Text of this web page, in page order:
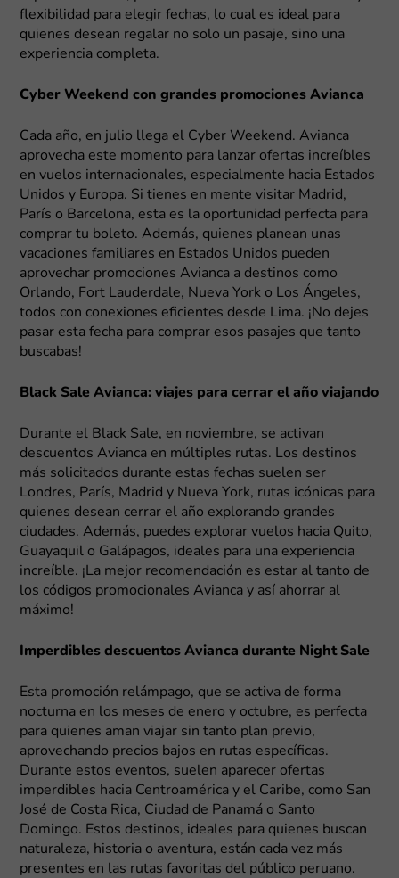
flexibilidad para elegir fechas, lo cual es ideal para
quienes desean regalar no solo un pasaje, sino una
experiencia completa.
Cyber Weekend con grandes promociones Avianca
Cada año, en julio llega el Cyber Weekend. Avianca
aprovecha este momento para lanzar ofertas increíbles
en vuelos internacionales, especialmente hacia Estados
Unidos y Europa. Si tienes en mente visitar Madrid,
París o Barcelona, esta es la oportunidad perfecta para
comprar tu boleto. Además, quienes planean unas
vacaciones familiares en Estados Unidos pueden
aprovechar promociones Avianca a destinos como
Orlando, Fort Lauderdale, Nueva York o Los Ángeles,
todos con conexiones eficientes desde Lima. ¡No dejes
pasar esta fecha para comprar esos pasajes que tanto
buscabas!
Black Sale Avianca: viajes para cerrar el año viajando
Durante el Black Sale, en noviembre, se activan
descuentos Avianca en múltiples rutas. Los destinos
más solicitados durante estas fechas suelen ser
Londres, París, Madrid y Nueva York, rutas icónicas para
quienes desean cerrar el año explorando grandes
ciudades. Además, puedes explorar vuelos hacia Quito,
Guayaquil o Galápagos, ideales para una experiencia
increíble. ¡La mejor recomendación es estar al tanto de
los códigos promocionales Avianca y así ahorrar al
máximo!
Imperdibles descuentos Avianca durante Night Sale
Esta promoción relámpago, que se activa de forma
nocturna en los meses de enero y octubre, es perfecta
para quienes aman viajar sin tanto plan previo,
aprovechando precios bajos en rutas específicas.
Durante estos eventos, suelen aparecer ofertas
imperdibles hacia Centroamérica y el Caribe, como San
José de Costa Rica, Ciudad de Panamá o Santo
Domingo. Estos destinos, ideales para quienes buscan
naturaleza, historia o aventura, están cada vez más
presentes en las rutas favoritas del público peruano.